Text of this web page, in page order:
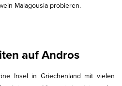
Malagousia probieren.
auf Andros
Insel in Griechenland mit vielen